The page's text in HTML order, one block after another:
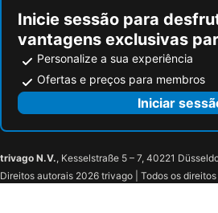
Inicie sessão para
vantagens exclusivas
Personalize a sua experiência
Ofertas e preços para membros
Iniciar
trivago N.V., Kesselstraße 5 – 7, 40221
Direitos autorais 2026 trivago | Todos os